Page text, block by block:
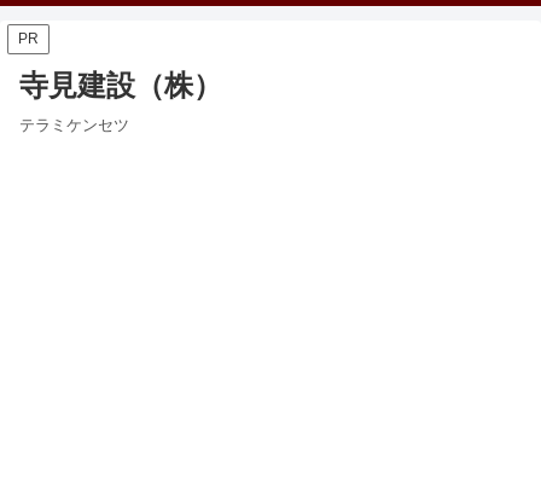
PR
寺見建設（株）
テラミケンセツ